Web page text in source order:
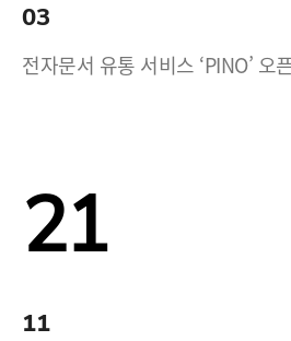
03
전자문서 유통 서비스 ‘PINO’ 오
21
11